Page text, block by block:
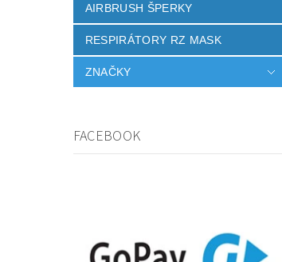
AIRBRUSH ŠPERKY
RESPIRÁTORY RZ MASK
ZNAČKY
FACEBOOK